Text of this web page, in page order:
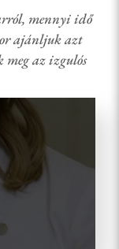
mennyi idő
ajánljuk azt
az izgulós